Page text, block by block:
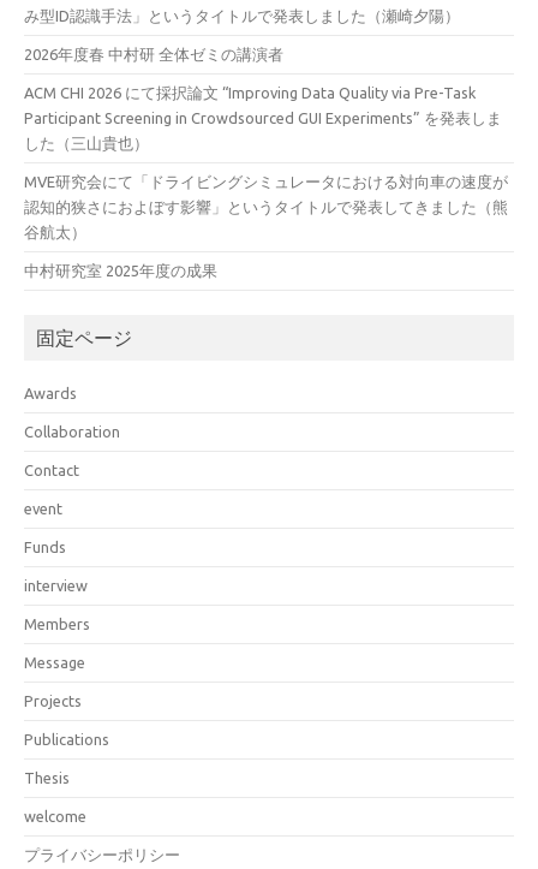
み型ID認識手法」というタイトルで発表しました（瀬崎夕陽）
2026年度春 中村研 全体ゼミの講演者
ACM CHI 2026 にて採択論文 “Improving Data Quality via Pre-Task
Participant Screening in Crowdsourced GUI Experiments” を発表しま
した（三山貴也）
MVE研究会にて「ドライビングシミュレータにおける対向車の速度が
認知的狭さにおよぼす影響」というタイトルで発表してきました（熊
谷航太）
中村研究室 2025年度の成果
固定ページ
Awards
Collaboration
Contact
event
Funds
interview
Members
Message
Projects
Publications
Thesis
welcome
プライバシーポリシー